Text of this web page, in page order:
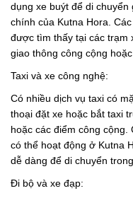
dụng xe buýt để di
chính của Kutna Hora.
được tìm thấy tại các trạm
giao thông công cộng
Taxi và xe công nghệ:
Có nhiều dịch vụ taxi có
thoại đặt xe hoặc bắt taxi
hoặc các điểm công
có thể hoạt động ở Kutna
dễ dàng để di chuyển
Đi bộ và xe đạp: